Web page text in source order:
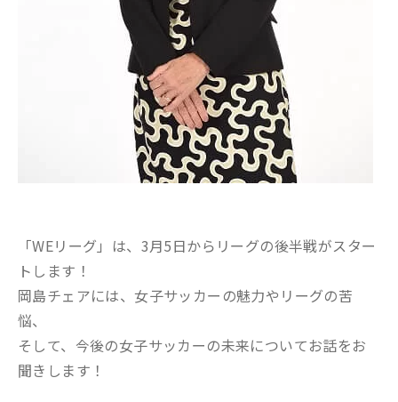
「WEリーグ」は、3月5日からリーグの後半戦がスター
トします！
岡島チェアには、女子サッカーの魅力やリーグの苦
悩、
そして、今後の女子サッカーの未来についてお話をお
聞きします！